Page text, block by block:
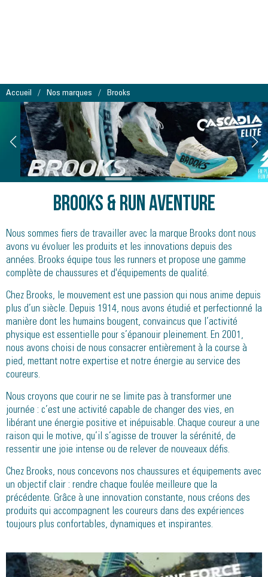
Accueil Nos marques Brooks
BROOKS & RUN AVENTURE
Nous sommes fiers de travailler avec la marque Brooks dont nous
avons vu évoluer les produits et les innovations depuis des
années. Brooks équipe tous les runners et propose une gamme
complète de chaussures et d'équipements de qualité.
Chez Brooks, le mouvement est une passion qui nous anime depuis
plus d’un siècle. Depuis 1914, nous avons étudié et perfectionné la
manière dont les humains bougent, convaincus que l’activité
physique est essentielle pour s’épanouir pleinement. En 2001,
nous avons choisi de nous consacrer entièrement à la course à
pied, mettant notre expertise et notre énergie au service des
coureurs.
Nous croyons que courir ne se limite pas à transformer une
journée : c’est une activité capable de changer des vies, en
libérant une énergie positive et inépuisable. Chaque coureur a une
raison qui le motive, qu’il s’agisse de trouver la sérénité, de
ressentir une joie intense ou de relever de nouveaux défis.
Chez Brooks, nous concevons nos chaussures et équipements avec
un objectif clair : rendre chaque foulée meilleure que la
précédente. Grâce à une innovation constante, nous créons des
produits qui accompagnent les coureurs dans des expériences
toujours plus confortables, dynamiques et inspirantes.